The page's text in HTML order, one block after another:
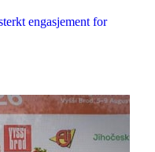
engasjement for